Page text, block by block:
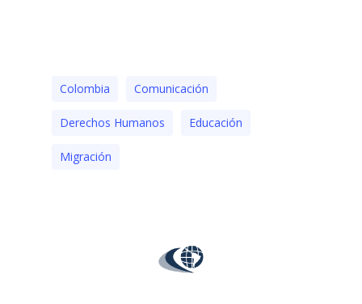
Colombia Comunicación
Derechos Humanos Educación
Migración